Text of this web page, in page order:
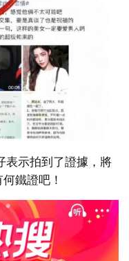
表示拍到了證據，將
鐵證吧！